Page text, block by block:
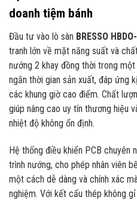
doanh tiệm bánh
Đầu tư vào lò sàn BRESSO
tranh lớn về mặt năng suất và
nướng 2 khay đồng thời trong
ngắn thời gian sản xuất, đáp ứng
các khung giờ cao điểm. Chất
giúp nâng cao uy tín thương hiệu
nhiệt độ không ổn định.
Hệ thống điều khiển PCB chuyên
trình nướng, cho phép nhân viên
một cách dễ dàng và chính xác
nghiệm. Với kết cấu thép không